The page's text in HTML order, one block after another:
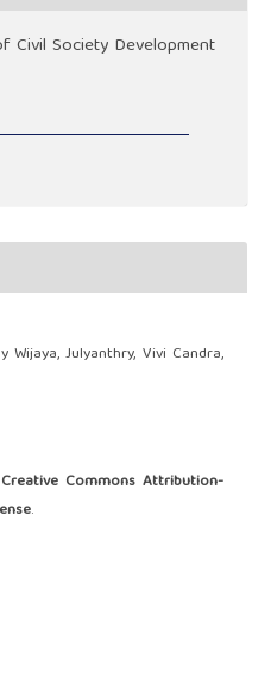
Civil Society Development
Julyanthry, Vivi Candra,
Creative Commons Attribution-
.